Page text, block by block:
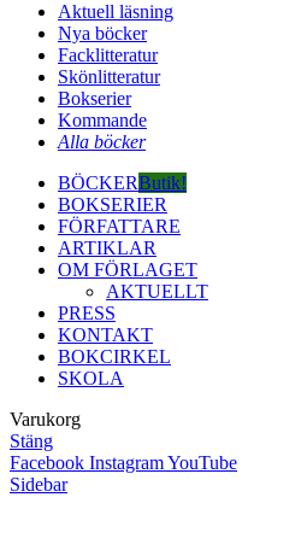
Aktuell läsning
Nya böcker
Facklitteratur
Skönlitteratur
Bokserier
Kommande
Alla böcker
BÖCKERButik!
BOKSERIER
FÖRFATTARE
ARTIKLAR
OM FÖRLAGET
AKTUELLT
PRESS
KONTAKT
BOKCIRKEL
SKOLA
Varukorg
Stäng
Facebook InstagramYouTube
Sidebar